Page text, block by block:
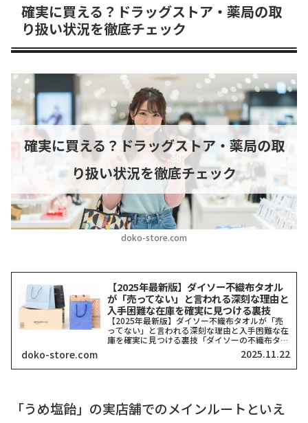
確実に買える？ドラッグストア・薬局の取
り扱い状況を徹底チェック
doko-store.com
確実に買える？ドラッグストア・薬局の取
り扱い状況を徹底チェック
【2025年最新版】ダイソー不織布タオル
が「売ってない」と言われる深刻な理由と
入手困難な在庫を確実に見つける裏技
【2025年最新版】ダイソー不織布タオルが「売
ってない」と言われる深刻な理由と入手困難な在
庫を確実に見つける裏技「ダイソーの不織布タオ
ルがどこにも売ってない！」そう嘆いている方、
本当に多いですよね。私も探し回った経験がある
ので、その気持ち、...
doko-store.com 2025.11.22
「うめ塩飴」の実店舗でのメインルートといえ